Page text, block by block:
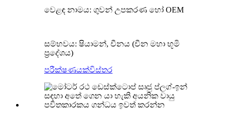
වෙළඳ නාමය: ගුවන් උපකරණ හෝ OEM
සම්භවය: ෂියාමන්, චීනය (චීන මහා භූමි
ප්‍රදේශය)
පරීක්ෂණයක්විස්තර